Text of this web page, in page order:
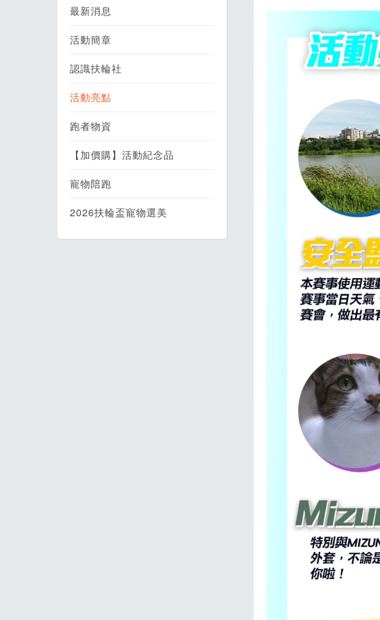
最新消息
活動簡章
認識扶輪社
活動亮點
跑者物資
【加價購】活動紀念品
寵物陪跑
2026扶輪盃寵物選美